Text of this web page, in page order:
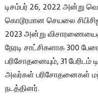
டிசம்பர் 26, 2022 அன்று
கொடூரமான செயலை
2023 அன்று
நேரடி சாட்சிகளாக 300
பரிசோதனையும், 31
அவர்கள் பரிசோதனைகள்
நடத்தினர்.